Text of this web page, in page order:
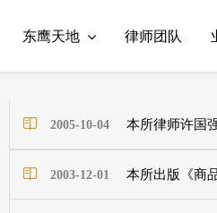
东鹰天地 律师团队
2005-10-04 本所律师许国
2003-12-01 本所出版《商